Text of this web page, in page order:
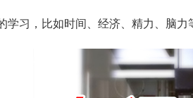
，比如时间、经济、精力、脑力